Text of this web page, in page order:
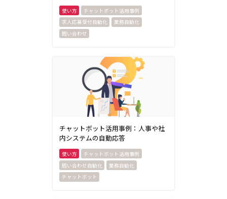
チャットボット活用事例
求人応募受付自動化
業務自動化
問い合わせ
チャットボット活用事例：人事や社
内システムの自動応答
チャットボット活用事例
問い合わせ自動化
業務自動化
チャットボット